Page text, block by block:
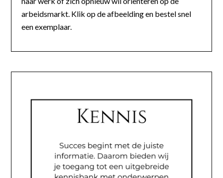
arbeidsmarkt. Klik op de afbeelding en bestel snel
een exemplaar.